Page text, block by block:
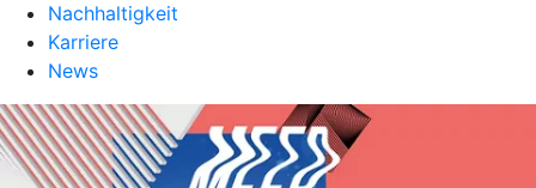
Nachhaltigkeit
Karriere
News